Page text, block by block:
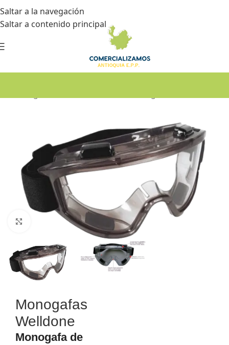
Saltar a la navegación
Saltar a contenido principal
Haga Click para agrandar
Monogafas
Welldone
Monogafa de